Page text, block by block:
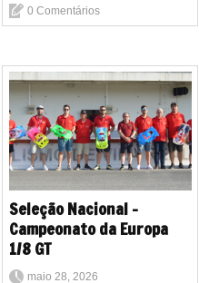
0 Comentários
Seleção Nacional -
Campeonato da Europa
1/8 GT
maio 28, 2026